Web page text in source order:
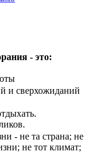
- это:
и сверхожиданий
- не та страна; не
не тот климат;